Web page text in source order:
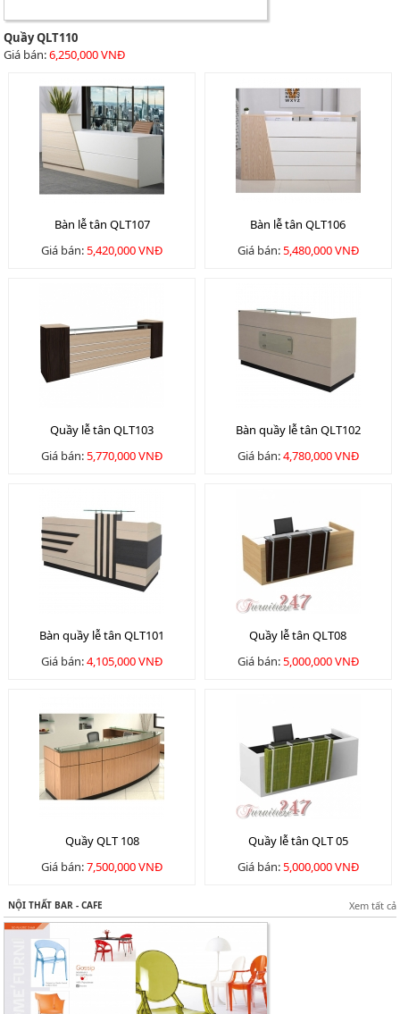
Quầy QLT110
Giá bán:6,250,000 VNĐ
Bàn lễ tân QLT107
Giá bán:5,420,000 VNĐ
Bàn lễ tân QLT106
Giá bán:5,480,000 VNĐ
Quầy lễ tân QLT103
Giá bán:5,770,000 VNĐ
Bàn quầy lễ tân QLT102
Giá bán:4,780,000 VNĐ
Bàn quầy lễ tân QLT101
Giá bán:4,105,000 VNĐ
Quầy lễ tân QLT08
Giá bán:5,000,000 VNĐ
Quầy QLT 108
Giá bán:7,500,000 VNĐ
Quầy lễ tân QLT 05
Giá bán:5,000,000 VNĐ
NỘI THẤT BAR - CAFE Xem tất cả